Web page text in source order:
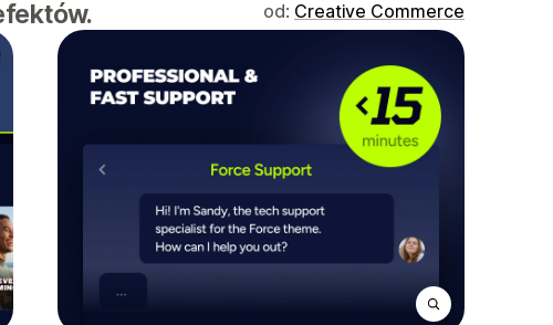
od: Creative Commerce